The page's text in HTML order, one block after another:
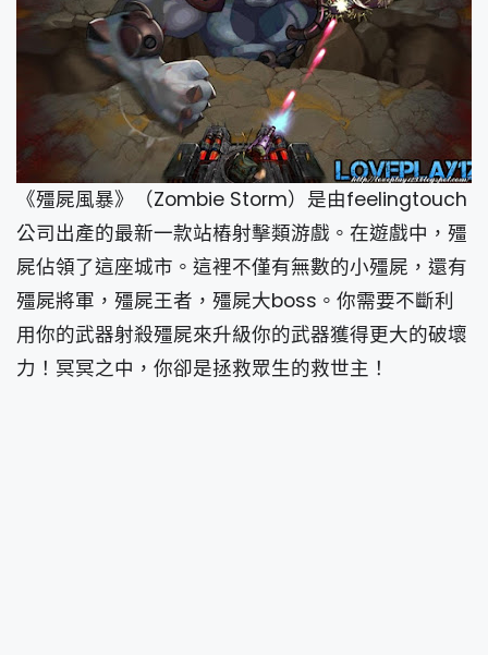
《殭屍風暴》（Zombie Storm）是由feelingtouch
公司出產的最新一款站樁射擊類游戲。在遊戲中，殭
屍佔領了這座城市。這裡不僅有無數的小殭屍，還有
殭屍將軍，殭屍王者，殭屍大boss。你需要不斷利
用你的武器射殺殭屍來升級你的武器獲得更大的破壞
力！冥冥之中，你卻是拯救眾生的救世主！